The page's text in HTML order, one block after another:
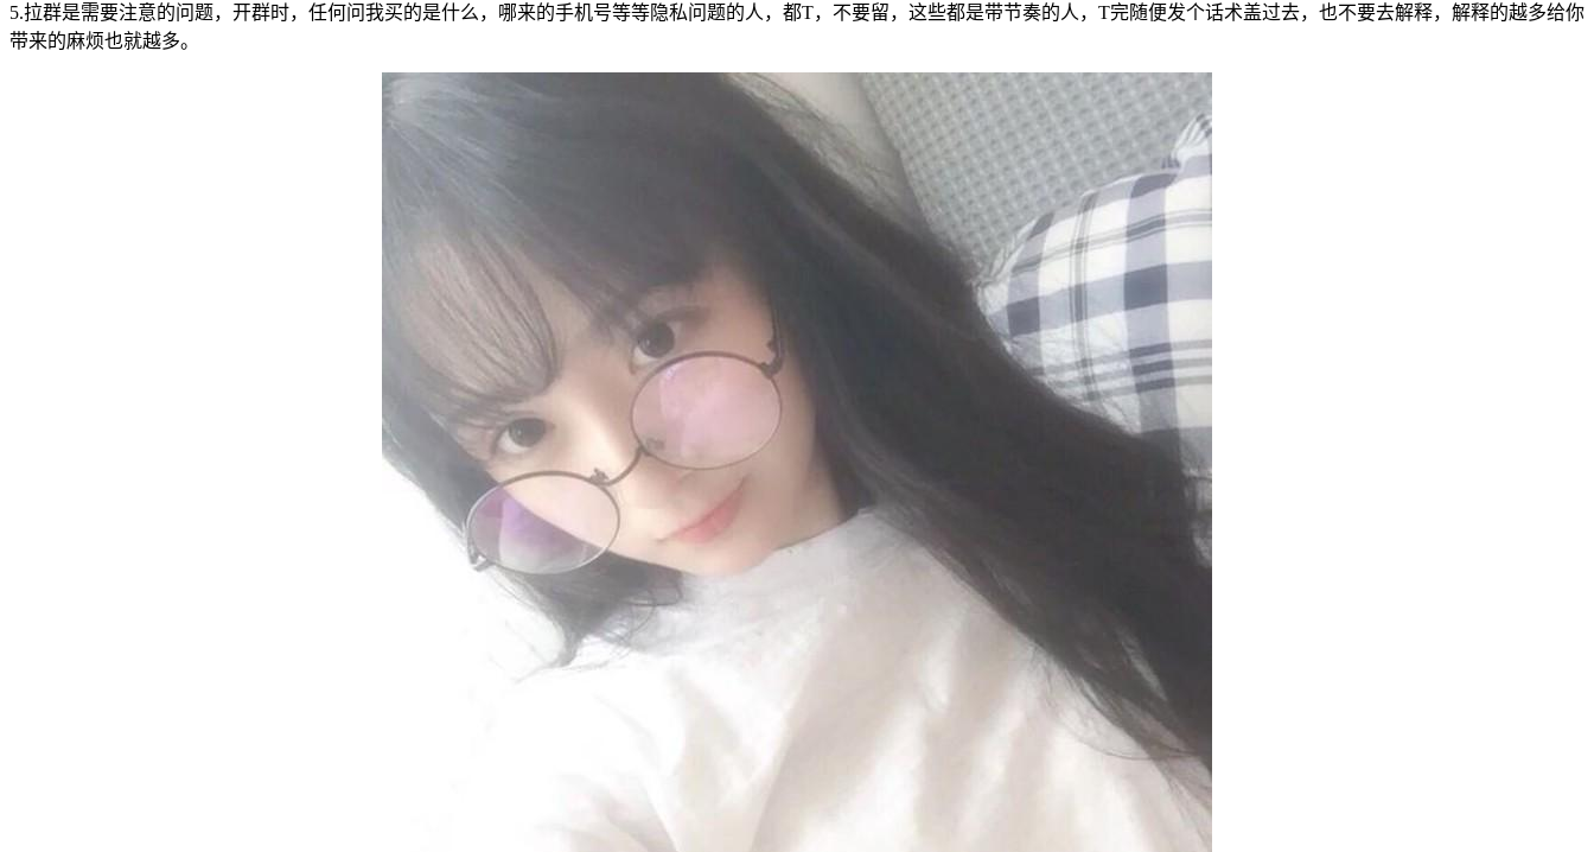
5.拉群是需要注意的问题，开群时，任何问我买的是什么，哪来的手机号等等隐私问题的人，都T，不要留，这些都是带节奏的人，T完随便发个话术盖过去，也不要去解释，解释的越多给你
带来的麻烦也就越多。